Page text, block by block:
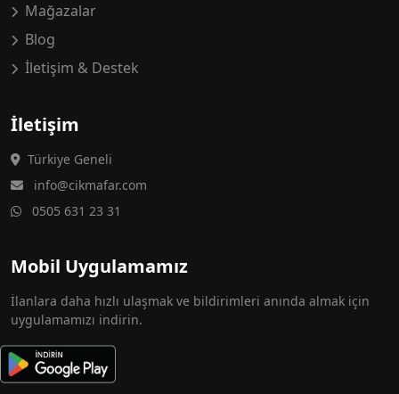
Mağazalar
Blog
İletişim & Destek
İletişim
Türkiye Geneli
info@cikmafar.com
0505 631 23 31
Mobil Uygulamamız
İlanlara daha hızlı ulaşmak ve bildirimleri anında almak için
uygulamamızı indirin.